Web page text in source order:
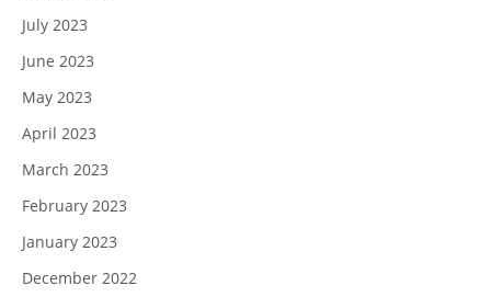
July 2023
June 2023
May 2023
April 2023
March 2023
February 2023
January 2023
December 2022